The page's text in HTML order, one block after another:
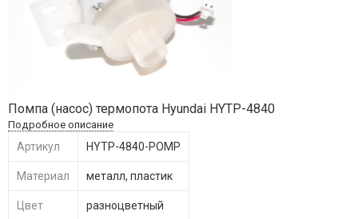
Помпа (насос) термопота Hyundai HYTP-4840
Подробное описание
Артикул HYTP-4840-POMP
Материал металл, пластик
Цвет разноцветный